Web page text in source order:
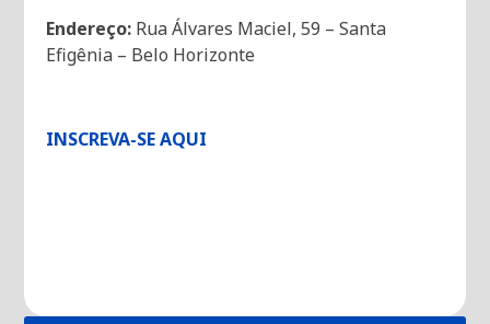
Endereço: Rua Álvares Maciel, 59 – Santa
Efigênia – Belo Horizonte
INSCREVA-SE AQUI